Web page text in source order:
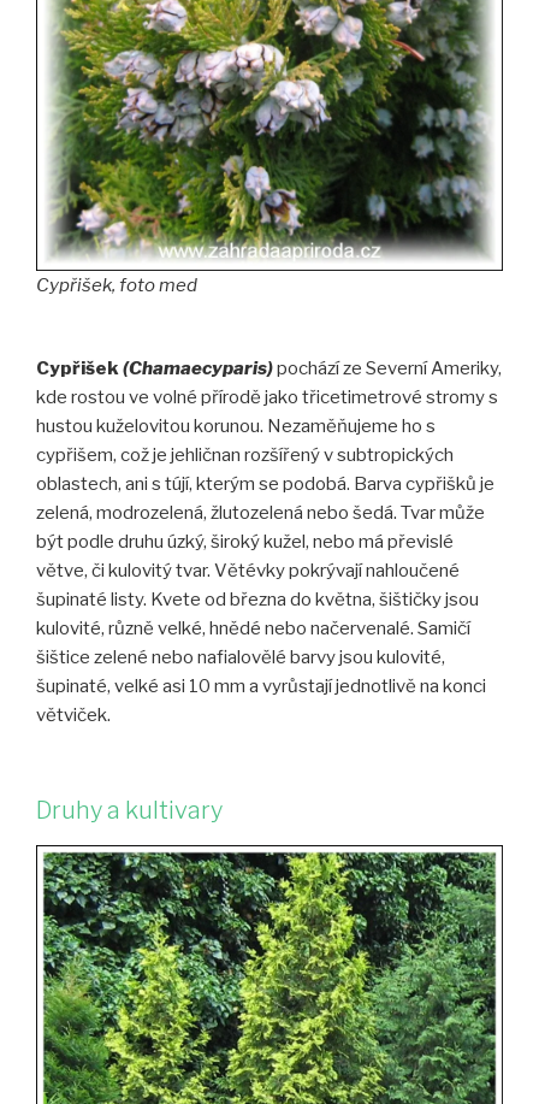
Cypřišek, foto med
Cypřišek(Chamaecyparis)pochází ze Severní Ameriky,
kde rostou ve volné přírodě jako třicetimetrové stromy s
hustou kuželovitou korunou. Nezaměňujeme ho s
cypřišem, což je jehličnan rozšířený v subtropických
oblastech, ani s tújí, kterým se podobá. Barva cypřišků je
zelená, modrozelená, žlutozelená nebo šedá. Tvar může
být podle druhu úzký, široký kužel, nebo má převislé
větve, či kulovitý tvar. Větévky pokrývají nahloučené
šupinaté listy. Kvete od března do května, šištičky jsou
kulovité, různě velké, hnědé nebo načervenalé. Samičí
šištice zelené nebo nafialovělé barvy jsou kulovité,
šupinaté, velké asi 10 mm a vyrůstají jednotlivě na konci
větviček.
Druhy a kultivary